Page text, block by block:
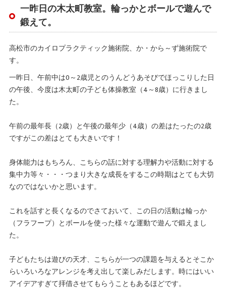
一昨日の木太町教室。輪っかとボールで遊んで
鍛えて。
高松市のカイロプラクティック施術院、か・から～ず施術院で
す。
一昨日、午前中は0～2歳児とのうんどうあそびでほっこりした日
の午後、今度は木太町の子ども体操教室（4～8歳）に行きまし
た。
午前の最年長（2歳）と午後の最年少（4歳）の差はたったの2歳
ですがこの差はとても大きいです！
身体能力はもちろん、こちらの話に対する理解力や活動に対する
集中力等々・・・つまり大きな成長をするこの時期はとても大切
なのではないかと思います。
これを話すと長くなるのでさておいて、この日の活動は輪っか
（フラフープ）とボールを使った様々な運動で遊んで鍛えまし
た。
子どもたちは遊びの天才、こちらが一つの課題を与えるとそこか
らいろいろなアレンジを考え出して楽しみだします。時にはいい
アイデアすぎて拝借させてもらうこともあるほどです。